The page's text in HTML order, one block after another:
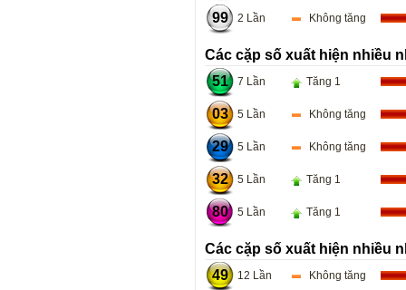
99 2 Lần Không tăng
Các cặp số xuất hiện nhiều
51
7 Lần Tăng 1
03 5 Lần Không tăng
29 5 Lần Không tăng
32 5 Lần Tăng 1
80 5 Lần Tăng 1
Các cặp số xuất hiện nhiều
49
12 Lần Không tăng